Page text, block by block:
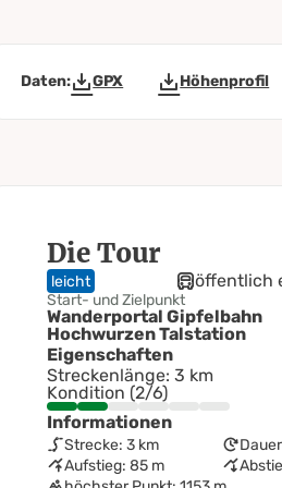
Daten: GPX Höhenprofil
Die Tour
leicht öffentlich
Start- und Zielpunkt
Wanderportal Gipfelbahn
Hochwurzen Talstation
Eigenschaften
Streckenlänge: 3 km
Kondition (2/6)
Informationen
Strecke: 3 km
Aufstieg: 85 m